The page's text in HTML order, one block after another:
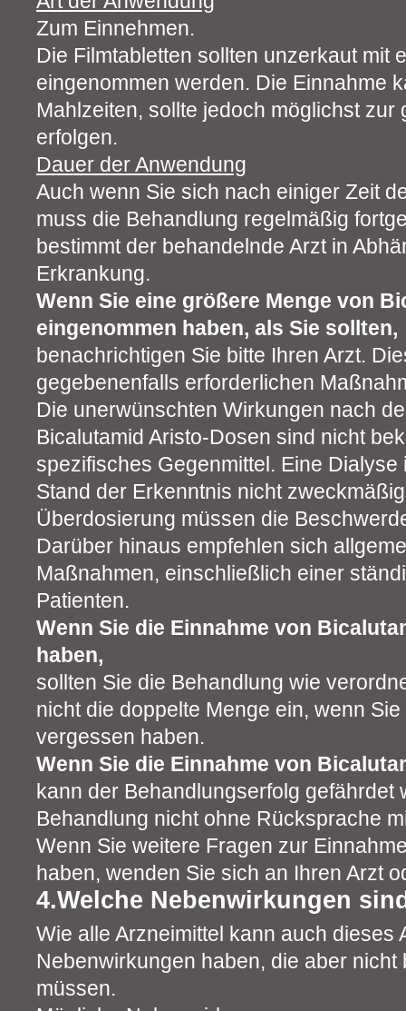
Zum Einnehmen.
Die Filmtabletten sollten unzerkaut mit
eingenommen werden. Die Einnahme
Mahlzeiten, sollte jedoch möglichst zur
erfolgen.
Dauer der Anwendung
Auch wenn Sie sich nach einiger Zeit
muss die Behandlung regelmäßig
bestimmt der behandelnde Arzt in
Erkrankung.
Wenn Sie eine größere Menge von
eingenommen haben, als Sie sollten,
benachrichtigen Sie bitte Ihren Arzt.
gegebenenfalls erforderlichen
Die unerwünschten Wirkungen nach
Bicalutamid Aristo-Dosen sind nicht
spezifisches Gegenmittel. Eine
Stand der Erkenntnis nicht
Überdosierung müssen die
Darüber hinaus empfehlen sich
Maßnahmen, einschließlich einer
Patienten.
Wenn Sie die Einnahme von
haben,
sollten Sie die Behandlung wie
nicht die doppelte Menge ein, wenn
vergessen haben.
Wenn Sie die Einnahme von
kann der Behandlungserfolg gefährdet
Behandlung nicht ohne Rücksprache
Wenn Sie weitere Fragen zur
haben, wenden Sie sich an Ihren Arzt
4.Welche Nebenwirkungen
Wie alle Arzneimittel kann auch dieses
Nebenwirkungen haben, die aber nicht
müssen.